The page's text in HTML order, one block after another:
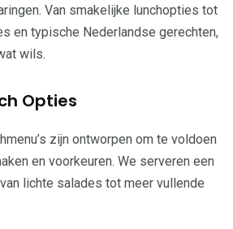
Van smakelijke lunchopties tot
en typische Nederlandse gerechten,
wils.
Opties
zijn ontworpen om te voldoen
en voorkeuren. We serveren een
lichte salades tot meer vullende